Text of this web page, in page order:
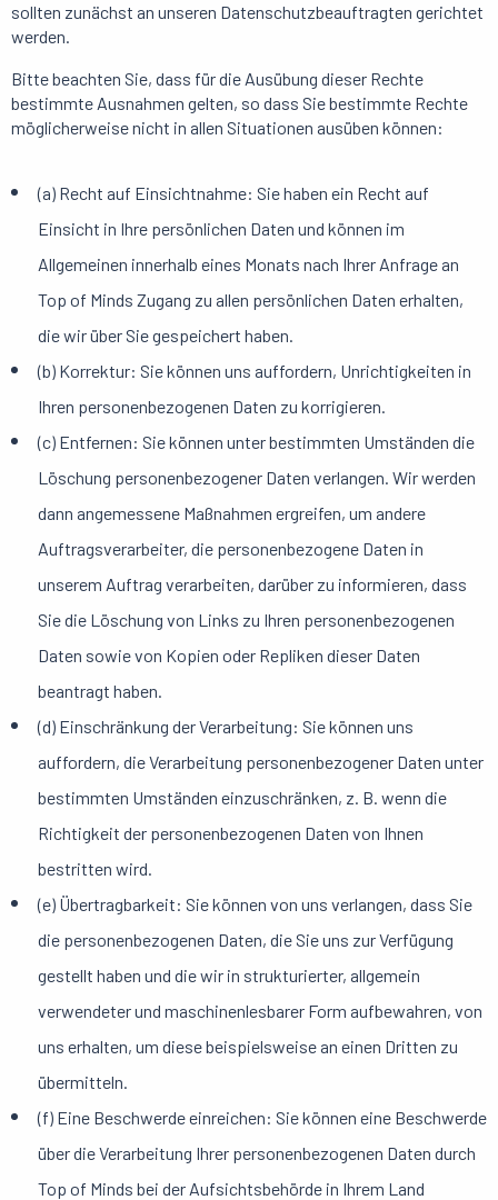
sollten zunächst an unseren Datenschutzbeauftragten gerichtet
werden.
Bitte beachten Sie, dass für die Ausübung dieser Rechte
bestimmte Ausnahmen gelten, so dass Sie bestimmte Rechte
möglicherweise nicht in allen Situationen ausüben können:
(a) Recht auf Einsichtnahme: Sie haben ein Recht auf
Einsicht in Ihre persönlichen Daten und können im
Allgemeinen innerhalb eines Monats nach Ihrer Anfrage an
Top of Minds Zugang zu allen persönlichen Daten erhalten,
die wir über Sie gespeichert haben.
(b) Korrektur: Sie können uns auffordern, Unrichtigkeiten in
Ihren personenbezogenen Daten zu korrigieren.
(c) Entfernen: Sie können unter bestimmten Umständen die
Löschung personenbezogener Daten verlangen. Wir werden
dann angemessene Maßnahmen ergreifen, um andere
Auftragsverarbeiter, die personenbezogene Daten in
unserem Auftrag verarbeiten, darüber zu informieren, dass
Sie die Löschung von Links zu Ihren personenbezogenen
Daten sowie von Kopien oder Repliken dieser Daten
beantragt haben.
(d) Einschränkung der Verarbeitung: Sie können uns
auffordern, die Verarbeitung personenbezogener Daten unter
bestimmten Umständen einzuschränken, z. B. wenn die
Richtigkeit der personenbezogenen Daten von Ihnen
bestritten wird.
(e) Übertragbarkeit: Sie können von uns verlangen, dass Sie
die personenbezogenen Daten, die Sie uns zur Verfügung
gestellt haben und die wir in strukturierter, allgemein
verwendeter und maschinenlesbarer Form aufbewahren, von
uns erhalten, um diese beispielsweise an einen Dritten zu
übermitteln.
(f) Eine Beschwerde einreichen: Sie können eine Beschwerde
über die Verarbeitung Ihrer personenbezogenen Daten durch
Top of Minds bei der Aufsichtsbehörde in Ihrem Land